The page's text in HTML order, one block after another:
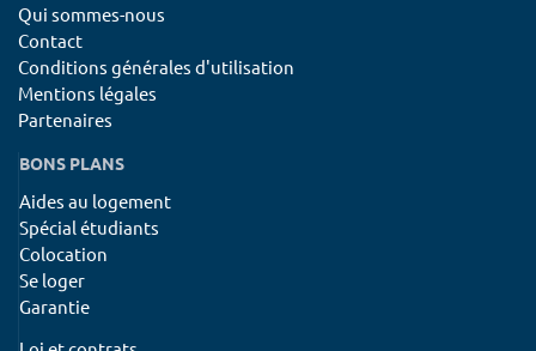
Qui sommes-nous
Contact
Conditions générales d'utilisation
Mentions légales
Partenaires
BONS PLANS
Aides au logement
Spécial étudiants
Colocation
Se loger
Garantie